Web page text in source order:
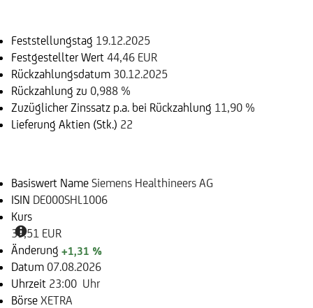
Feststellungstag 19.12.2025
Festgestellter Wert 44,46 EUR
Rückzahlungsdatum 30.12.2025
Rückzahlung zu 0,988 %
Zuzüglicher Zinssatz p.a. bei Rückzahlung 11,90 %
Lieferung Aktien (Stk.) 22
Basiswert Name Siemens Healthineers AG
ISIN DE000SHL1006
Kurs
39,51 EUR
Änderung +1,31 %
Datum 07.08.2026
Uhrzeit 23:00 Uhr
Börse XETRA